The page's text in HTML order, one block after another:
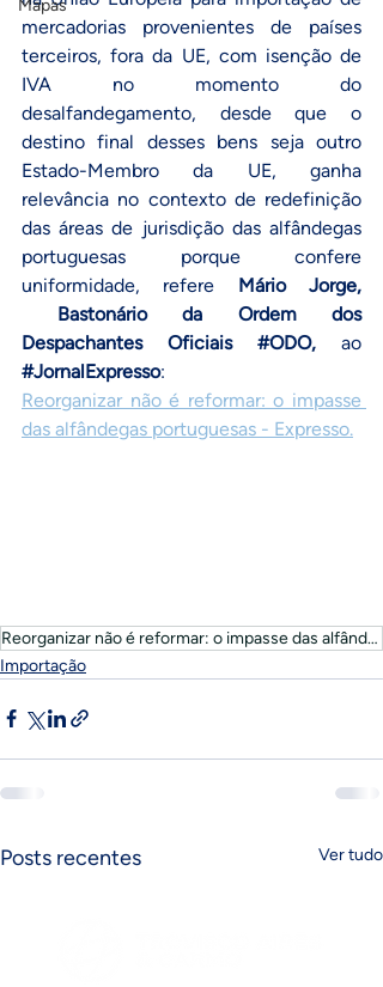
Mapas
mercadorias provenientes de países
terceiros, fora da UE, com isenção de
IVA no momento do
desalfandegamento, desde que o
destino final desses bens seja outro
Estado-Membro da UE, ganha
relevância no contexto de redefinição
das áreas de jurisdição das alfândegas
portuguesas porque confere
uniformidade, refere Mário Jorge,
Bastonário da Ordem dos
Despachantes Oficiais #ODO,
#JornalExpresso:
Reorganizar não é reformar: o impasse
das alfândegas portuguesas - Expresso.
Reorganizar não é reformar: o impasse das alfândegas portuguesas - Expresso.
Importação
Posts recentes Ver tudo